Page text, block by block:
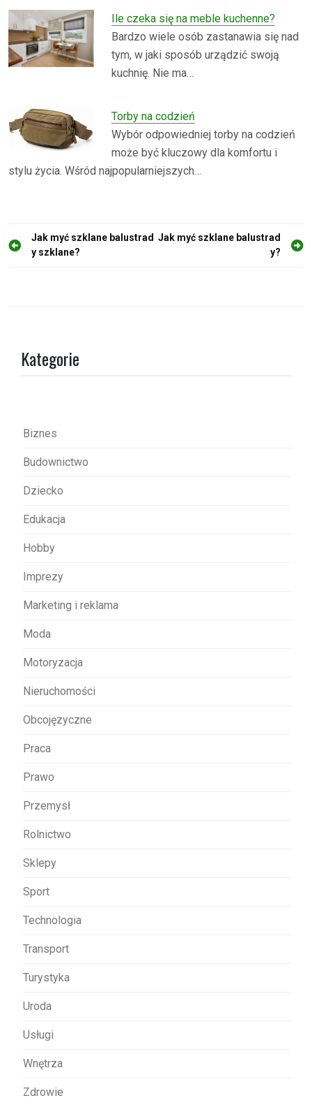
Ile czeka się na meble kuchenne?
Bardzo wiele osób zastanawia się nad
tym, w jaki sposób urządzić swoją
kuchnię. Nie ma…
Torby na codzień
Wybór odpowiedniej torby na codzień
może być kluczowy dla komfortu i
stylu życia. Wśród najpopularniejszych…
N
Jak myć szklane balustrad
y szklane?
Jak myć szklane balustrad
y?
Kategorie
Biznes
Budownictwo
Dziecko
Edukacja
Hobby
Imprezy
Marketing i reklama
Moda
Motoryzacja
Nieruchomości
Obcojęzyczne
Praca
Prawo
Przemysł
Rolnictwo
Sklepy
Sport
Technologia
Transport
Turystyka
Uroda
Usługi
Wnętrza
Zdrowie